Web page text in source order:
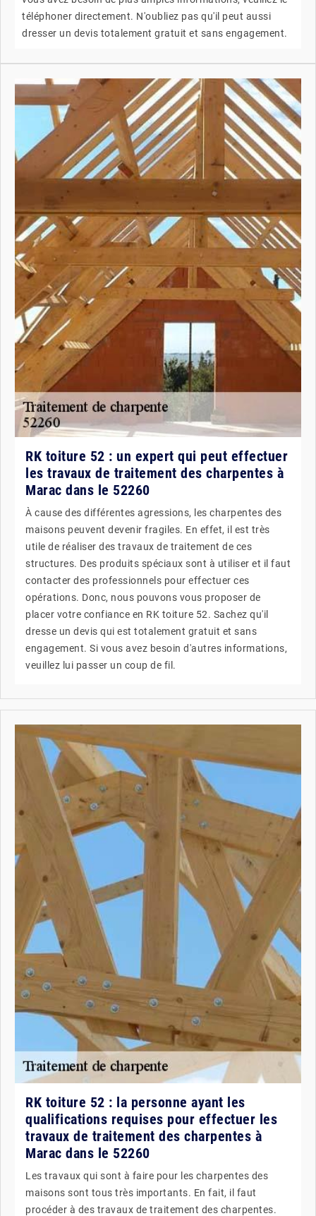
téléphoner directement. N'oubliez pas qu'il peut aussi
dresser un devis totalement gratuit et sans engagement.
RK toiture 52 : un expert qui peut effectuer
les travaux de traitement des charpentes à
Marac dans le 52260
À cause des différentes agressions, les charpentes des
maisons peuvent devenir fragiles. En effet, il est très
utile de réaliser des travaux de traitement de ces
structures. Des produits spéciaux sont à utiliser et il faut
contacter des professionnels pour effectuer ces
opérations. Donc, nous pouvons vous proposer de
placer votre confiance en RK toiture 52. Sachez qu'il
dresse un devis qui est totalement gratuit et sans
engagement. Si vous avez besoin d'autres informations,
veuillez lui passer un coup de fil.
RK toiture 52 : la personne ayant les
qualifications requises pour effectuer les
travaux de traitement des charpentes à
Marac dans le 52260
Les travaux qui sont à faire pour les charpentes des
maisons sont tous très importants. En fait, il faut
procéder à des travaux de traitement des charpentes.